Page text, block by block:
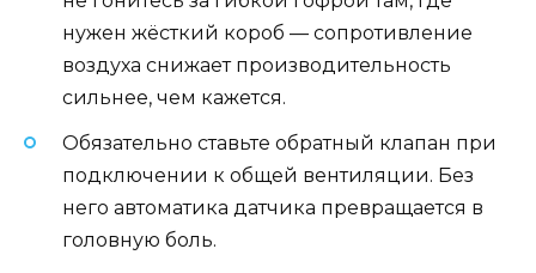
нужен жёсткий короб — сопротивление
воздуха снижает производительность
сильнее, чем кажется.
Обязательно ставьте обратный клапан при
подключении к общей вентиляции. Без
него автоматика датчика превращается в
головную боль.